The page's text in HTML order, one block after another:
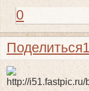
0
Поделиться